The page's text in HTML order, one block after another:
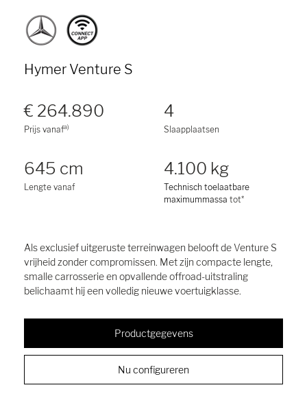
Hymer Venture S
€ 264.890
Prijs vanafa)
4
Slaapplaatsen
645 cm
Lengte vanaf
4.100 kg
Technisch toelaatbare
maximummassa tot*
Als exclusief uitgeruste terreinwagen belooft de Venture S
vrijheid zonder compromissen. Met zijn compacte lengte,
smalle carrosserie en opvallende offroad-uitstraling
belichaamt hij een volledig nieuwe voertuigklasse.
Productgegevens
Nu configureren